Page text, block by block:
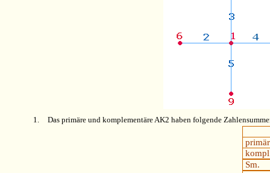
1. Das primäre und komplementäre AK2 haben folgende
primär
Sm.